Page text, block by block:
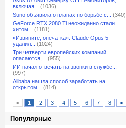
включая...
(1036)
Suno объявила о планах по борьбе с...
(340)
GeForce RTX 2080 Ti неожиданно стали
хитом...
(1181)
«Извините, опечатка»: Claude Opus 5
удалил...
(1024)
Три четверти европейских компаний
опасаются,...
(955)
ИИ начал отвечать на звонки в службе...
(997)
Alibaba нашла способ заработать на
открытом...
(814)
< 1 2 3 4 5 6 7 8 >
Популярные